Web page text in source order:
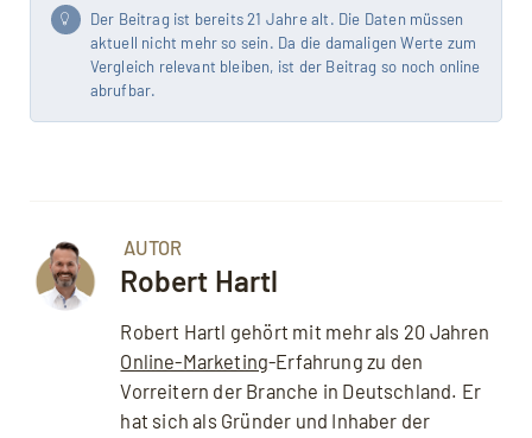
Der Beitrag ist bereits 21 Jahre alt. Die Daten müssen
aktuell nicht mehr so sein. Da die damaligen Werte zum
Vergleich relevant bleiben, ist der Beitrag so noch online
abrufbar.
AUTOR
Robert Hartl
Robert Hartl gehört mit mehr als 20 Jahren
Online-Marketing-Erfahrung zu den
Vorreitern der Branche in Deutschland. Er
hat sich als Gründer und Inhaber der